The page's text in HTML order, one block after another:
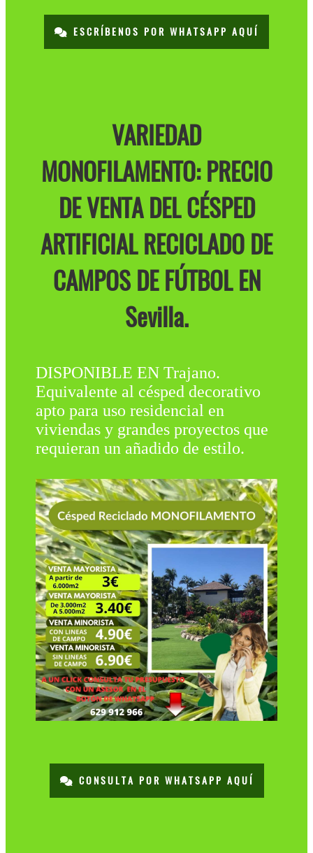
ESCRÍBENOS POR WHATSAPP AQUÍ
VARIEDAD
MONOFILAMENTO: PRECIO
DE VENTA DEL CÉSPED
ARTIFICIAL RECICLADO DE
CAMPOS DE FÚTBOL EN
Sevilla.
DISPONIBLE EN Trajano.
Equivalente al césped decorativo
apto para uso residencial en
viviendas y grandes proyectos que
requieran un añadido de estilo.
CONSULTA POR WHATSAPP AQUÍ